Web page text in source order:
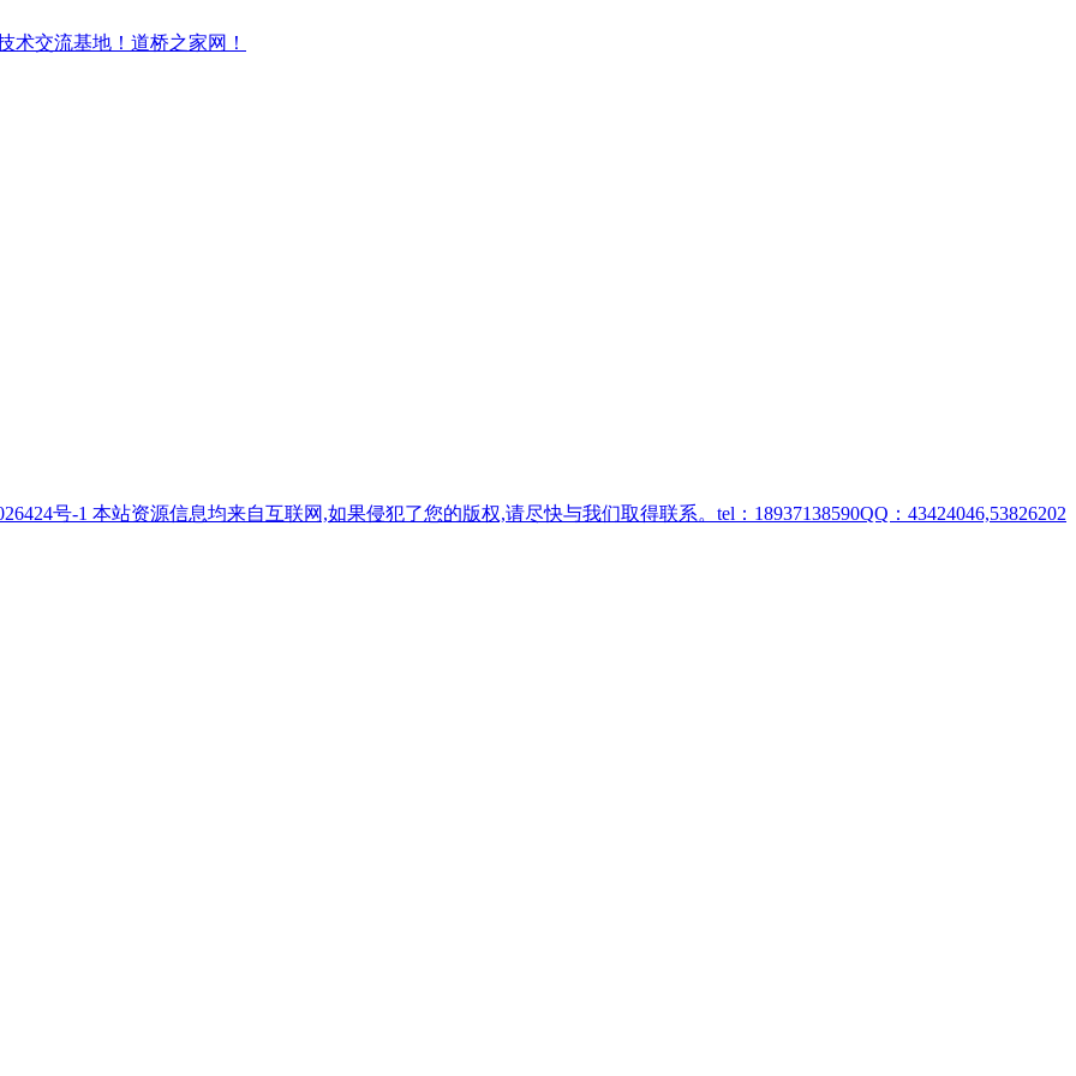
号-1 本站资源信息均来自互联网,如果侵犯了您的版权,请尽快与我们取得联系。tel：18937138590QQ：43424046,53826202